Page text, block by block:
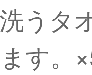
うタ
す。